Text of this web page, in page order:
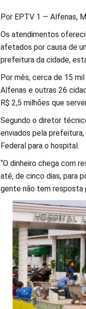
Por EPTV 1 — Alfenas,
Os atendimentos
afetados por causa de
prefeitura da cidade,
Por mês, cerca de 15
Alfenas e outras 26
R$ 2,5 milhões que
Segundo o diretor
enviados pela
Federal para o hospital.
“O dinheiro chega com
até, de cinco dias, para
gente não tem resposta